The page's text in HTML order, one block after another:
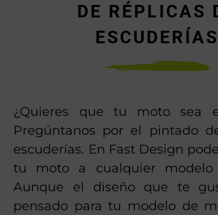
DE RÉPLICAS
ESCUDERÍAS
¿Quieres que tu moto sea
Pregúntanos por el pintado
escuderías. En Fast Design
tu moto a cualquier modelo
Aunque el diseño que te
pensado para tu modelo de